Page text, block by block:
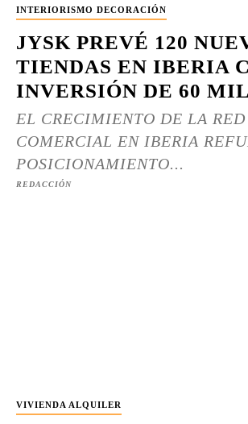
INTERIORISMO DECORACIÓN
JYSK PREVÉ 120
TIENDAS EN IBERIA
INVERSIÓN DE 60
EL CRECIMIENTO DE LA RED
COMERCIAL EN IBERIA
POSICIONAMIENTO...
REDACCIÓN
VIVIENDA ALQUILER